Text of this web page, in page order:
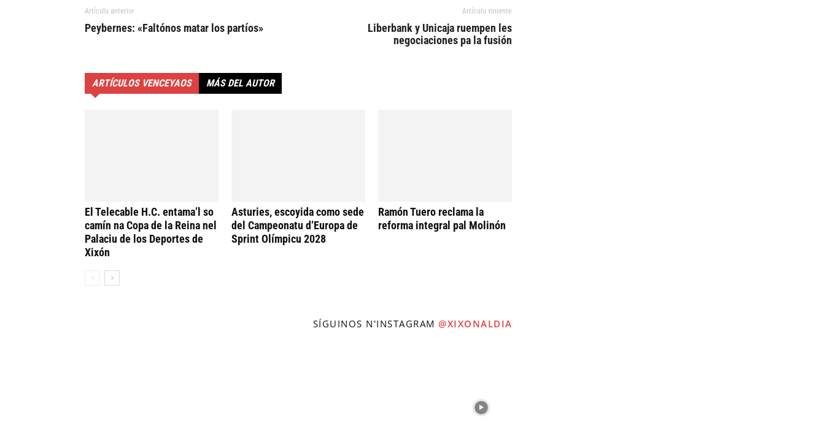
Artículu anterior
Peybernes: «Faltónos matar los partíos»
Artículu viniente
Liberbank y Unicaja ruempen les
negociaciones pa la fusión
ARTÍCULOS VENCEYAOS MÁS DEL AUTOR
El Telecable H.C. entama’l so
camín na Copa de la Reina nel
Palaciu de los Deportes de
Xixón
Asturies, escoyida como sede
del Campeonatu d’Europa de
Sprint Olímpicu 2028
Ramón Tuero reclama la
reforma integral pal Molinón
SÍGUINOS N'INSTAGRAM @XIXONALDIA